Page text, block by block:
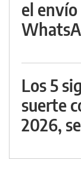
el
Los 5
suerte
2026,